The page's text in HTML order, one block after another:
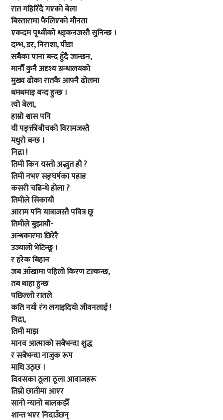
रात गहिरिँदै गएको बेला
बिस्तारामा फैलिएको मौनता
एकदम पृथ्वीको धड्कनजस्तै सुनिन्छ ।
दम्भ, डर, निराशा, पीडा
सबैका पाना बन्द हुँदै जान्छन,
मानौँ कुनै अदृश्य ग्रन्थालयको
मुख्य ढोका रातकै आफ्नै ढोलमा
धमधमाइ बन्द हुन्छ ।
त्यो बेला,
हाम्रो श्वास पनि
यी पङ्क्तीबीचको विरामजस्तै
मधुरो बन्छ ।
निद्रा !
तिमी किन यस्तो अद्भुत हौ ?
तिमी नभए सङ्घर्षका पहाड
कसरी चढिन्थे होला ?
तिमीले सिकायौ
आराम पनि यात्राजस्तै पवित्र छू
तिमीले बुझायौ-
अन्धकारमा छिरेरै
उज्यालो भेटिन्छू ।
र हरेक बिहान
जब आँखामा पहिलो किरण टल्कन्छ,
तब थाहा हुन्छ
पछिल्लो रातले
कति नयाँ रंग लगाइदियो जीवनलाई !
निद्रा,
तिमी माझ
मानव आत्माको सबैभन्दा शुद्ध
र सबैभन्दा नाजुक रूप
माथि उठ्छ ।
दिवसका ठूला ठूला आवाजहरू
तिम्रो छातीमा आएर
सानो न्यानो बालकझैँ
शान्त भएर निदाउँछन्